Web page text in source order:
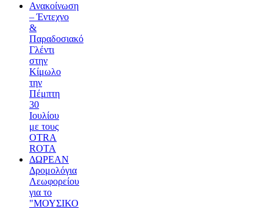
Ανακοίνωση
– Έντεχνο
&
Παραδοσιακό
Γλέντι
στην
Κίμωλο
την
Πέμπτη
30
Ιουλίου
με τους
OTRA
ROTA
ΔΩΡΕΑΝ
Δρομολόγια
Λεωφορείου
για το
"ΜΟΥΣΙΚΟ